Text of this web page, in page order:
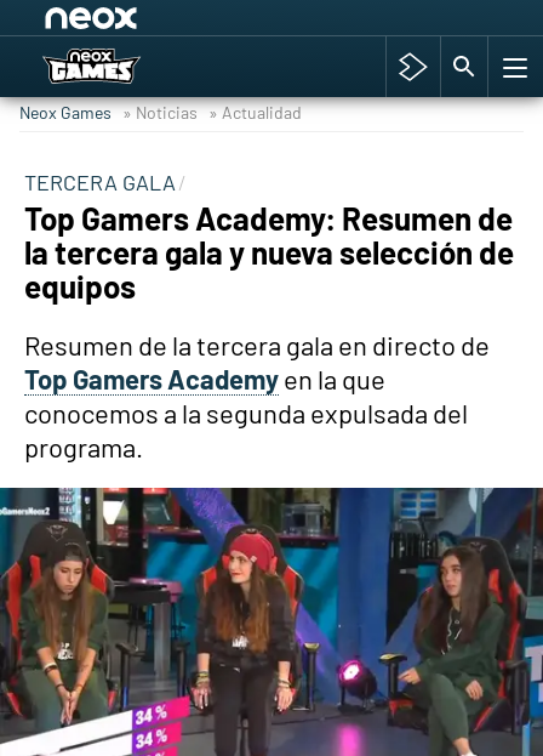
Hyrule Warriors: La Era del Cataclismo
Cyberpunk 2077
Hyrule Warriors
Neox Games » Noticias » Actualidad
TERCERA GALA
Top Gamers Academy: Resumen de
la tercera gala y nueva selección de
equipos
Resumen de la tercera gala en directo de
Top Gamers Academyen la que
conocemos a la segunda expulsada del
programa.